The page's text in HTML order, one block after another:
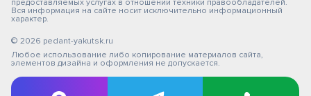
предоставляемых услугах в отношении техники правообладателей.
Вся информация на сайте носит исключительно информационный
характер.
© 2026 pedant-yakutsk.ru
Любое использование либо копирование материалов сайта,
элементов дизайна и оформления не допускается.